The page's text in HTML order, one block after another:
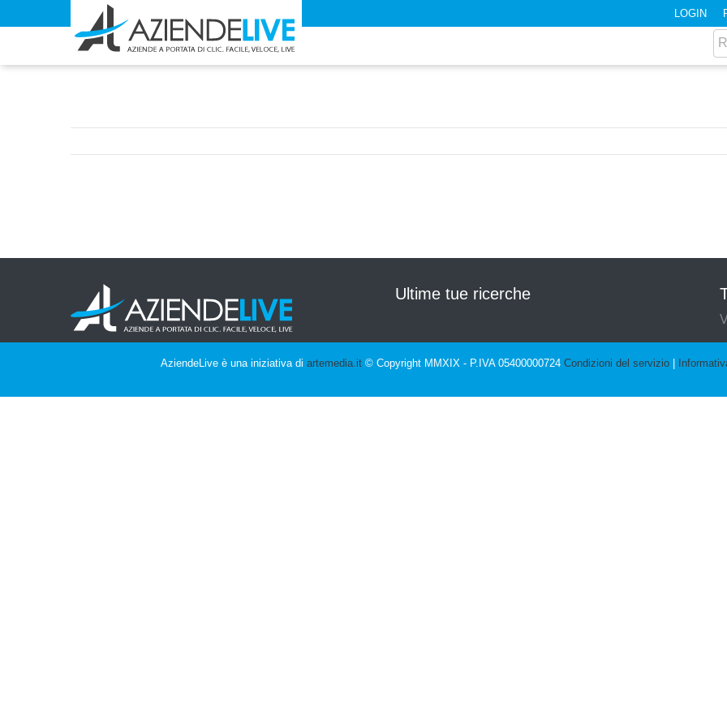
LOGIN
Ultime tue ricerche
AziendeLive è una iniziativa di artemedia.it© Copyright MMXIX - P.IVA 05400000724 Condizioni del servizio|